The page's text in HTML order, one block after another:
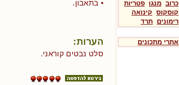
כרוב מנגו פטריות
קוסקוס קינואה
רימונים תרד
אתרי מתכונים
• בתאבון.
הערות:
סלט נבטים קוראני.